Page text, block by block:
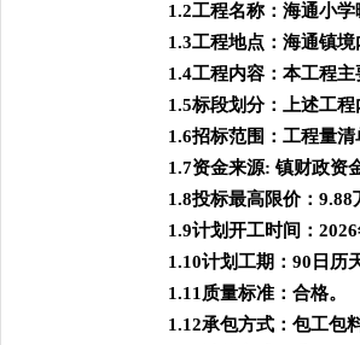
1.2工程名称：海通小
1.3工程地点：海通镇境
1.4工程内容：本工程
1.5标段划分：上述工程
1.6招标范围：工程量
1.7资金来源: 镇财政资
1.8投标最高限价：9.88
1.9计划开工时间：2026
1.10计划工期：90日历
1.11质量标准：合格。
1.12承包方式：包工包料